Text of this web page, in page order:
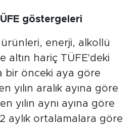
göstergeleri
ürünleri, enerji, alkollü
altın hariç TÜFE'deki
bir önceki aya göre
yılın aralık ayına göre
yılın aynı ayına göre
aylık ortalamalara göre